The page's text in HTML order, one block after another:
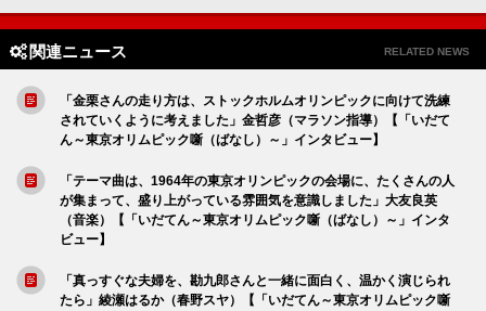
関連ニュース RELATED NEWS
「金栗さんの走り方は、ストックホルムオリンピックに向けて洗練
されていくように考えました」金哲彦（マラソン指導）【「いだて
ん～東京オリムピック噺（ばなし）～」インタビュー】
「テーマ曲は、1964年の東京オリンピックの会場に、たくさんの人
が集まって、盛り上がっている雰囲気を意識しました」大友良英
（音楽）【「いだてん～東京オリムピック噺（ばなし）～」インタ
ビュー】
「真っすぐな夫婦を、勘九郎さんと一緒に面白く、温かく演じられ
たら」綾瀬はるか（春野スヤ）【「いだてん～東京オリムピック噺